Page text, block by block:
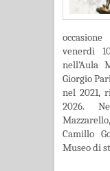
venerdì
nell’Aula
Giorgio
nel 2021,
2026.
Camillo
Museo di